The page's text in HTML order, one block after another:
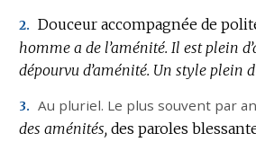
2. Douceur accompagnée de
homme a de l’aménité. Il est plein
dépourvu d’aménité. Un style plein
3. Au pluriel. Le plus souvent par
des aménités, des paroles